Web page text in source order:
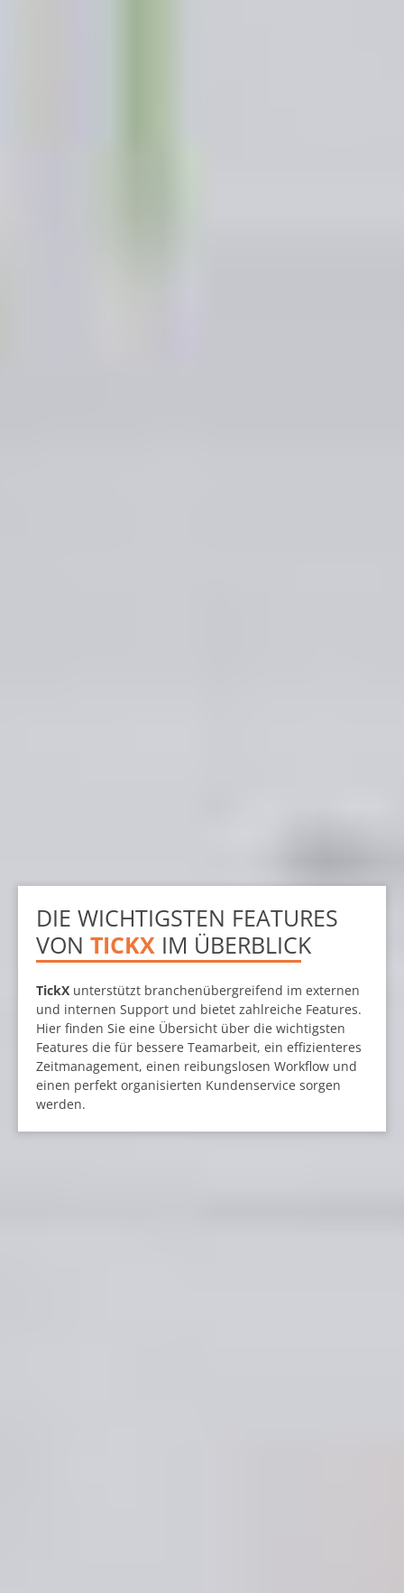
DIE WICHTIGSTEN FEATURES
VON TICKX IM ÜBERBLICK
TickX unterstützt branchenübergreifend im externen
und internen Support und bietet zahlreiche Features.
Hier finden Sie eine Übersicht über die wichtigsten
Features die für bessere Teamarbeit, ein effizienteres
Zeitmanagement, einen reibungslosen Workflow und
einen perfekt organisierten Kundenservice sorgen
werden.